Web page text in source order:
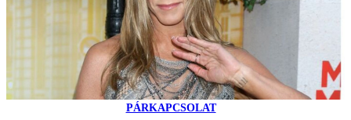
PÁRKAPCSOLAT